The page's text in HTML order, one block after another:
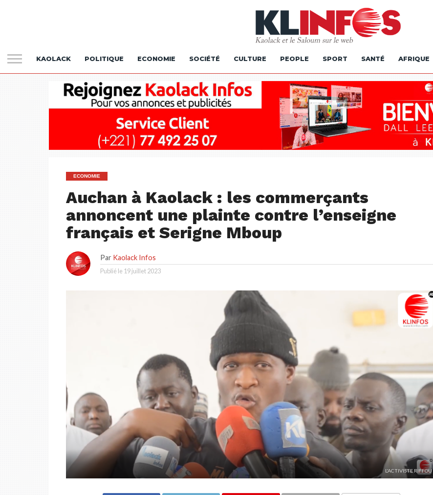
KAOLACK POLITIQUE ECONOMIE SOCIÉTÉ CULTURE PEOPLE SPORT SANTÉ AFRIQUE
ECONOMIE
Auchan à Kaolack : les commerçants
annoncent une plainte contre l’enseigne
français et Serigne Mboup
Par Kaolack Infos
Publié le 19 juillet 2023
L'ACTIVISTE RIFFOU